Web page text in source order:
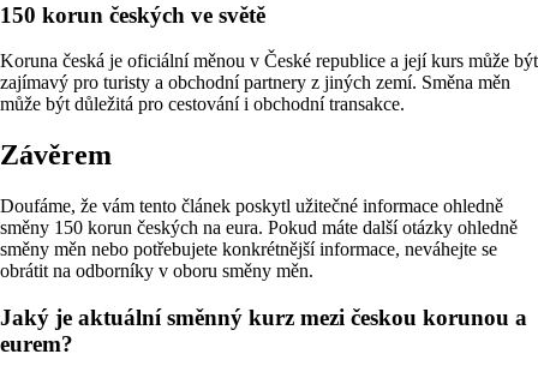
150 korun českých ve světě
Koruna česká je oficiální měnou v České republice a její kurs může být
zajímavý pro turisty a obchodní partnery z jiných zemí. Směna měn
může být důležitá pro cestování i obchodní transakce.
Závěrem
Doufáme, že vám tento článek poskytl užitečné informace ohledně
směny 150 korun českých na eura. Pokud máte další otázky ohledně
směny měn nebo potřebujete konkrétnější informace, neváhejte se
obrátit na odborníky v oboru směny měn.
Jaký je aktuální směnný kurz mezi českou korunou a
eurem?